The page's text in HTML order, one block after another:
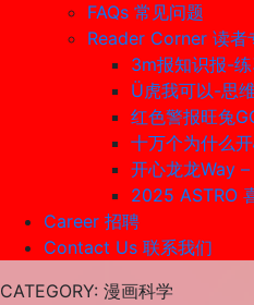
FAQs 常见问题
Reader Corner 读者
3m报知识报-
Ü虎我可以-思
红色警报旺兔
十万个为什么
开心龙龙Way
2025 ASTRO
Career 招聘
Contact Us 联系我们
CATEGORY: 漫画科学